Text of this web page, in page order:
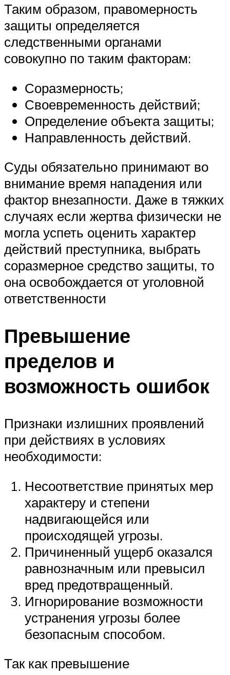
Таким образом, правомерность
защиты определяется
следственными органами
совокупно по таким факторам:
Соразмерность;
Своевременность действий;
Определение объекта защиты;
Направленность действий.
Суды обязательно принимают во
внимание время нападения или
фактор внезапности. Даже в тяжких
случаях если жертва физически не
могла успеть оценить характер
действий преступника, выбрать
соразмерное средство защиты, то
она освобождается от уголовной
ответственности
Превышение
пределов и
возможность ошибок
Признаки излишних проявлений
при действиях в условиях
необходимости:
Несоответствие принятых мер
характеру и степени
надвигающейся или
происходящей угрозы.
Причиненный ущерб оказался
равнозначным или превысил
вред предотвращенный.
Игнорирование возможности
устранения угрозы более
безопасным способом.
Так как превышение